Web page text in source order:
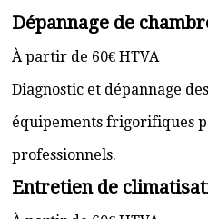
Dépannage de
À partir de 60€ HTVA
Diagnostic et dépannage
équipements frigorifiques
professionnels.
Entretien de